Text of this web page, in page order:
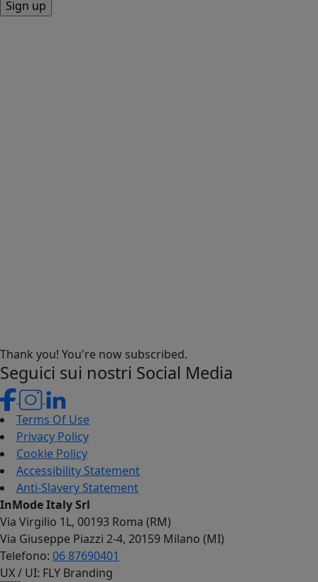
Thank you! You're now subscribed.
Seguici sui nostri Social Media
Terms Of Use
Privacy Policy
Cookie Policy
Accessibility Statement
Anti-Slavery Statement
InMode Italy Srl
Via Virgilio 1L, 00193 Roma (RM)
Via Giuseppe Piazzi 2-4, 20159 Milano (MI)
Telefono: 06 87690401
UX / UI: FLY Branding